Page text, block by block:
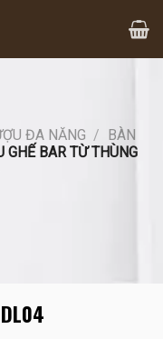
ĐA NĂNG / BÀN
GHẾ BAR TỪ THÙNG